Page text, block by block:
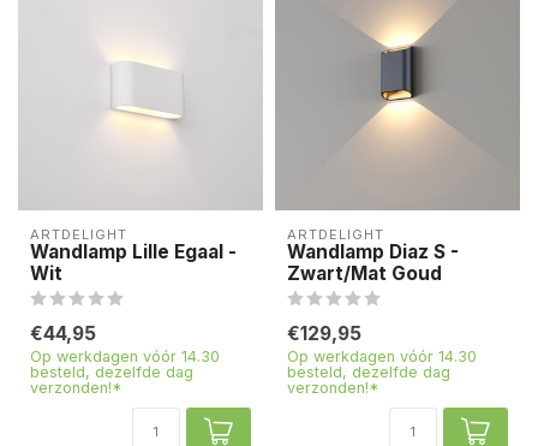
ARTDELIGHT
Wandlamp Lille Egaal -
Wit
€44,95
Op werkdagen vóór 14.30
besteld, dezelfde dag
verzonden!*
ARTDELIGHT
Wandlamp Diaz S -
Zwart/Mat Goud
€129,95
Op werkdagen vóór 14.30
besteld, dezelfde dag
verzonden!*